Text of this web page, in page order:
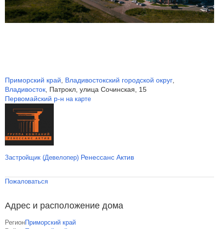
Приморский край, Владивостокский городской округ,
Владивосток, Патрокл, улица Сочинская, 15
Первомайский р-н на карте
Застройщик (Девелопер) Ренессанс Актив
Пожаловаться
Адрес и расположение дома
РегионПриморский край